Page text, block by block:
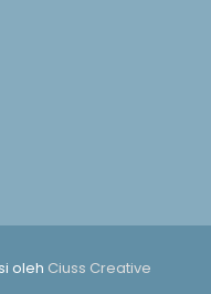
oleh Ciuss Creative